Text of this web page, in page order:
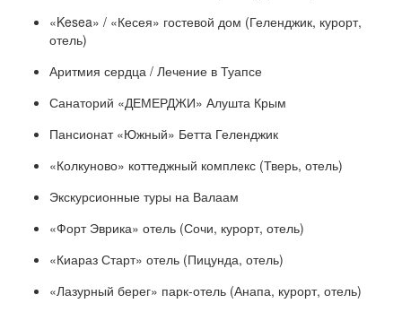
«Kesea» / «Кесея» гостевой дом (Геленджик, курорт,
отель)
Аритмия сердца / Лечение в Туапсе
Санаторий «ДЕМЕРДЖИ» Алушта Крым
Пансионат «Южный» Бетта Геленджик
«Колкуново» коттеджный комплекс (Тверь, отель)
Экскурсионные туры на Валаам
«Форт Эврика» отель (Сочи, курорт, отель)
«Киараз Старт» отель (Пицунда, отель)
«Лазурный берег» парк-отель (Анапа, курорт, отель)